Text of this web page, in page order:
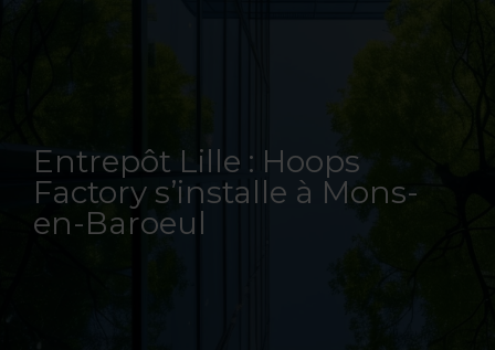
Entrepôt Lille : Hoops
Factory s’installe à Mons-
en-Baroeul